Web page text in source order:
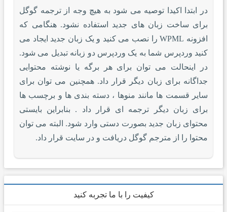
در ابتدا اکیدا توصیه می شود به هیچ وجه از ترجمه گوگل
برای ساخت زبان های جدید استفاده نشود. هنگامی که
افزونه WPML را نصب می کنید و یک زبان جدید ایجاد می
کنید وردپرس شما به یک وردپرس دو زبانه تبدیل می شود.
در اینحالت می توان برای هر برگه یا نوشته محتوایی
جداگانه برای زبان دیگر قرار داد. همچنین می توان برای
سایر قسمت ها مانند منوها ، دسته بندی ها و برچسب ها
برای زبان دیگر ترجمه ای قرار داد . بنابراین بایستی
محتوای زبان جدید بصورت دستی وارد شود. البته می توان
محتوا را از مترجم گوگل دریافت و در سایت قرار داد.
کیفیت را با ما تجربه کنید